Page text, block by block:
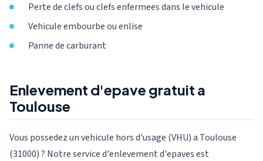
Perte de clefs ou clefs enfermees dans le vehicule
Vehicule embourbe ou enlise
Panne de carburant
Enlevement d'epave gratuit a
Toulouse
Vous possedez un vehicule hors d'usage (VHU) a Toulouse
(31000) ? Notre service d'enlevement d'epaves est